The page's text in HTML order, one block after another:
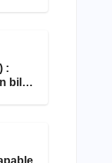
:
bilan